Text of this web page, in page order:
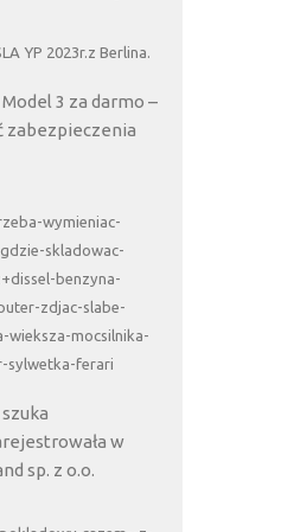
YP 2023r.z Berlina.
3 za darmo –
zabezpieczenia
wymieniac-
skladowac-
benzyna-
zdjac-slabe-
wieksza-mocsilnika-
sylwetka-ferari
w
sp. z o.o.